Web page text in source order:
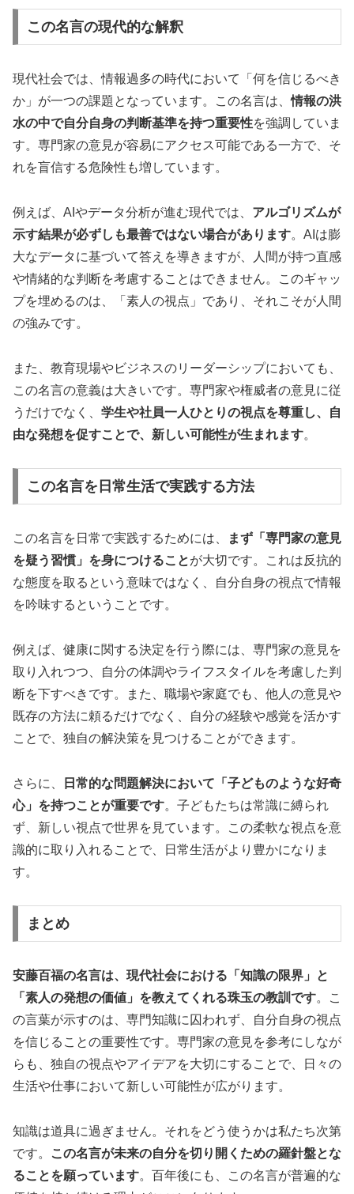
この名言の現代的な解釈
現代社会では、情報過多の時代において「何を信じるべき
か」が一つの課題となっています。この名言は、情報の洪
水の中で自分自身の判断基準を持つ重要性を強調していま
す。専門家の意見が容易にアクセス可能である一方で、そ
れを盲信する危険性も増しています。
例えば、AIやデータ分析が進む現代では、 アルゴリズムが
示す結果が必ずしも最善ではない場合があります。AIは膨
大なデータに基づいて答えを導きますが、人間が持つ直感
や情緒的な判断を考慮することはできません。このギャッ
プを埋めるのは、「素人の視点」であり、それこそが人間
の強みです。
また、教育現場やビジネスのリーダーシップにおいても、
この名言の意義は大きいです。専門家や権威者の意見に従
うだけでなく、 学生や社員一人ひとりの視点を尊重し、自
由な発想を促すことで、新しい可能性が生まれます。
この名言を日常生活で実践する方法
この名言を日常で実践するためには、
まず「専門家の意見
を疑う習慣」を身につけることが大切です。これは反抗的
な態度を取るという意味ではなく、自分自身の視点で情報
を吟味するということです。
例えば、健康に関する決定を行う際には、専門家の意見を
取り入れつつ、自分の体調やライフスタイルを考慮した判
断を下すべきです。また、職場や家庭でも、他人の意見や
既存の方法に頼るだけでなく、自分の経験や感覚を活かす
ことで、独自の解決策を見つけることができます。
さらに、
日常的な問題解決において「子どものような好奇
心」を持つことが重要です。子どもたちは常識に縛られ
ず、新しい視点で世界を見ています。この柔軟な視点を意
識的に取り入れることで、日常生活がより豊かになりま
す。
まとめ
安藤百福の名言は、現代社会における「知識の限界」と
「素人の発想の価値」を教えてくれる珠玉の教訓です。こ
の言葉が示すのは、専門知識に囚われず、自分自身の視点
を信じることの重要性です。専門家の意見を参考にしなが
らも、独自の視点やアイデアを大切にすることで、日々の
生活や仕事において新しい可能性が広がります。
知識は道具に過ぎません。それをどう使うかは私たち次第
です。
この名言が未来の自分を切り開くための羅針盤とな
ることを願っています。百年後にも、この名言が普遍的な